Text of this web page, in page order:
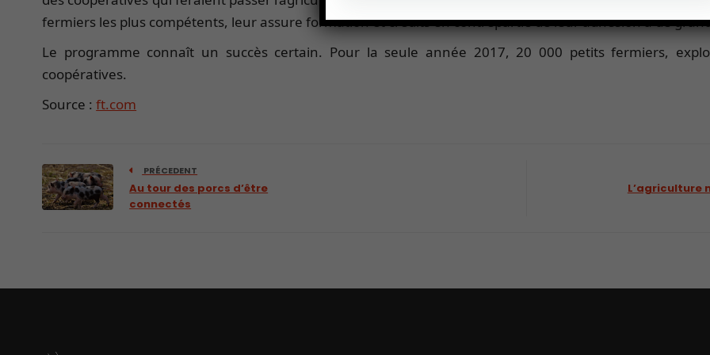
fermiers les plus compétents, leur assure formation et crédits en contrepartie de leur adhésion à de
Le programme connaît un succès certain. Pour la seule année 2017, 20 000 petits fermiers,
coopératives.
Source :ft.com
PRÉCEDENT
Au tour des porcs d’être
connectés
L’agriculture